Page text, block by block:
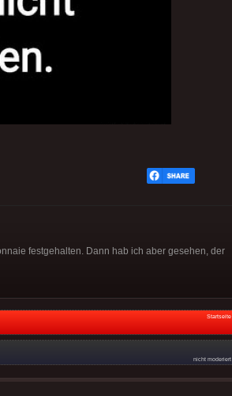
festgehalten. Dann hab ich aber gesehen, der
Startseite
nicht moderiert